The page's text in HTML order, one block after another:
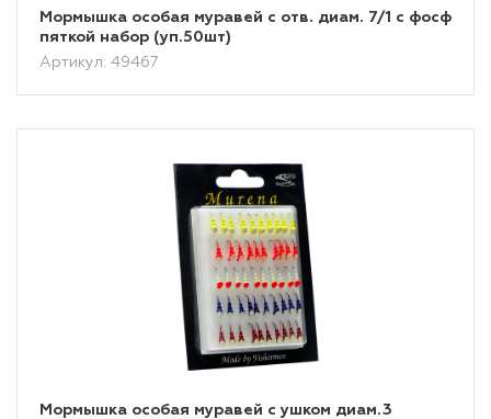
Мормышка особая муравей с отв. диам. 7/1 с фосф
пяткой набор (уп.50шт)
Артикул: 49467
Мормышка особая муравей с ушком диам.3